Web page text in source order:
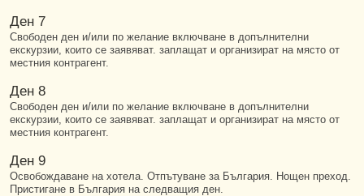
Ден 7
Свободен ден и/или по желание включване в допълнителни
екскурзии, които се заявяват. заплащат и организират на място от
местния контрагент.
Ден 8
Свободен ден и/или по желание включване в допълнителни
екскурзии, които се заявяват. заплащат и организират на място от
местния контрагент.
Ден 9
Освобождаване на хотела. Отпътуване за България. Нощен преход.
Пристигане в България на следващия ден.